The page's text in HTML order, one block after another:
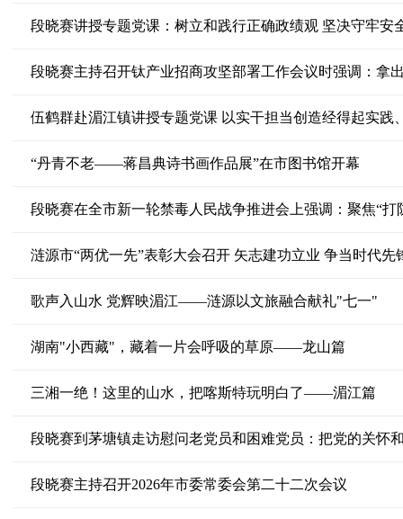
段晓赛讲授专题党课：树立和践行正确政绩观 坚决守牢安
伍鹤群赴湄江镇讲授专题党课 以实干担当创造经得起实践
“丹青不老——蒋昌典诗书画作品展”在市图书馆开幕
段晓赛在全市新一轮禁毒人民战争推进会上强调：聚焦“
歌声入山水 党辉映湄江——涟源以文旅融合献礼"七一"
湖南"小西藏"，藏着一片会呼吸的草原——龙山篇
三湘一绝！这里的山水，把喀斯特玩明白了——湄江篇
段晓赛到茅塘镇走访慰问老党员和困难党员：把党的关怀
段晓赛主持召开2026年市委常委会第二十二次会议